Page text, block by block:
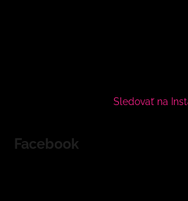
Sledovať na
Facebook